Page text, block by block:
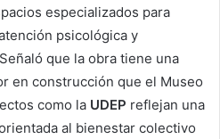
especializados para
psicológica y
que la obra tiene una
en construcción que el Museo
como la UDEP reflejan una
al bienestar colectivo